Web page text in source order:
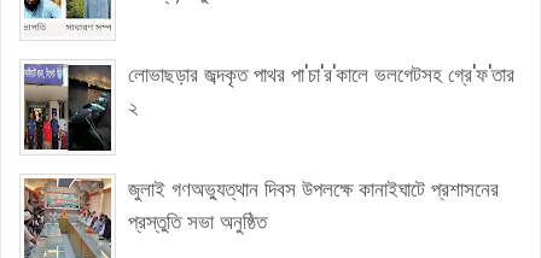
লোভাছড়ার জব্দকৃত পাথর পা'চা'র'কালে ভলগেটসহ গ্রে'ফ'তার
২
জুলাই গণঅভ্যুত্থান দিবস উপলক্ষে কানাইঘাটে প্রশাসনের
প্রস্তুতি সভা অনুষ্ঠিত